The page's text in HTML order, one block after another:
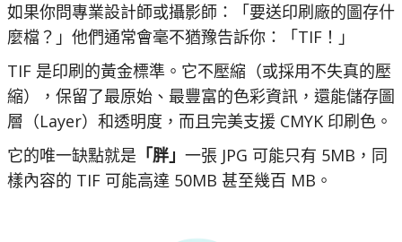
如果你問專業設計師或攝影師：「要送印刷廠的圖存什
麼檔？」他們通常會毫不猶豫告訴你：「TIF！」
TIF 是印刷的黃金標準。它不壓縮（或採用不失真的壓
縮），保留了最原始、最豐富的色彩資訊，還能儲存圖
層（Layer）和透明度，而且完美支援 CMYK 印刷色。
它的唯一缺點就是 「胖」 一張 JPG 可能只有 5MB，同
樣內容的 TIF 可能高達 50MB 甚至幾百 MB。